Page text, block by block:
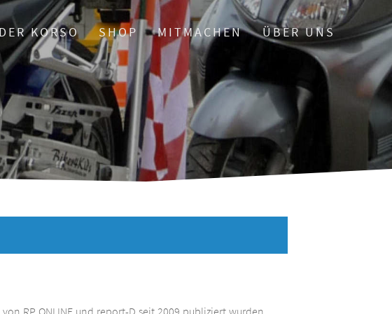
DER KORSO SHOP MITMACHEN ÜBER UNS